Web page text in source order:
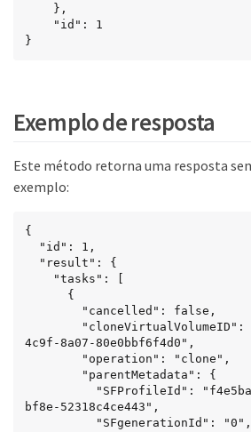
}
Exemplo de resposta
Este método retorna uma resposta
exemplo:
{
4c9f-8a07-80e0bbf6f4d0",
bf8e-52318c4ce443",